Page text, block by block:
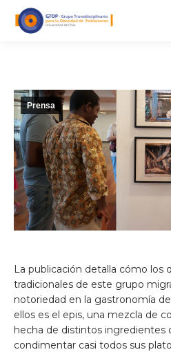
Prensa
La publicación detalla cómo los
tradicionales de este grupo
notoriedad en la gastronomía
ellos es el epis, una mezcla de
hecha de distintos ingredientes
condimentar casi todos sus